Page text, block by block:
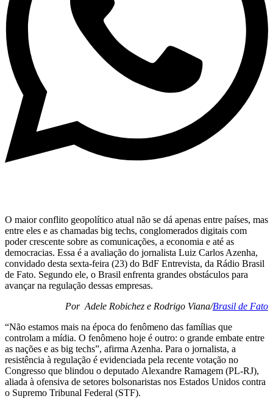
O maior conflito geopolítico atual não se dá apenas entre países, mas
entre eles e as chamadas big techs, conglomerados digitais com
poder crescente sobre as comunicações, a economia e até as
democracias. Essa é a avaliação do jornalista Luiz Carlos Azenha,
convidado desta sexta-feira (23) do BdF Entrevista, da Rádio Brasil
de Fato. Segundo ele, o Brasil enfrenta grandes obstáculos para
avançar na regulação dessas empresas.
Por Adele Robichez e Rodrigo Viana/Brasil de Fato
“Não estamos mais na época do fenômeno das famílias que
controlam a mídia. O fenômeno hoje é outro: o grande embate entre
as nações e as big techs”, afirma Azenha. Para o jornalista, a
resistência à regulação é evidenciada pela recente votação no
Congresso que blindou o deputado Alexandre Ramagem (PL-RJ),
aliada à ofensiva de setores bolsonaristas nos Estados Unidos contra
o Supremo Tribunal Federal (STF).